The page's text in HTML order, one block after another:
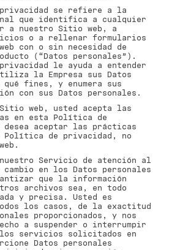
se refiere a la
que identifica a cualquier
a nuestro Sitio web, a
o a rellenar formularios
con o sin necesidad de
(“Datos personales”).
le ayuda a entender
la Empresa sus Datos
qué fines, y enumera sus
con sus Datos personales.
web, usted acepta las
en esta Política de
aceptar las prácticas
Política de privacidad, no
nuestro Servicio de atención al
en los Datos personales
que la información
archivos sea, en todo
y precisa. Usted es
los casos, de la exactitud
proporcionados, y nos
a suspender o interrumpir
servicios solicitados en
Datos personales